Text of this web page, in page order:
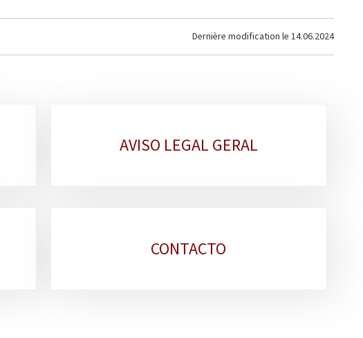
Dernière modification le 14.06.2024
AVISO LEGAL GERAL
CONTACTO